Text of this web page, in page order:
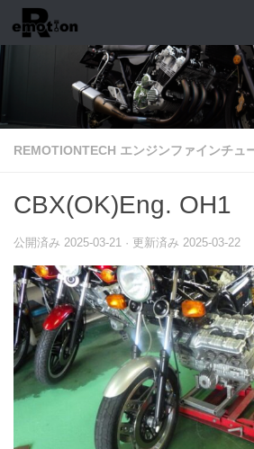
コンテンツへスキップ
REMOTIONTECH エンジンファインチュ
CBX(OK)Eng. OH1
公開済み 2025-03-21 · 更新済み 2025-03-22